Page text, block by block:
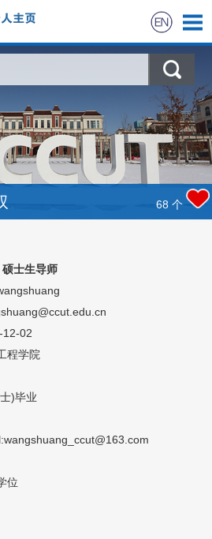
68 个
士生导师
12-02
程学院
)毕业
位